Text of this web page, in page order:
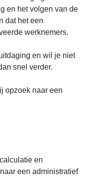
en het volgen van de
dat het een
werknemers.
en wil je niet
snel verder.
opzoek naar een
en
een administratief